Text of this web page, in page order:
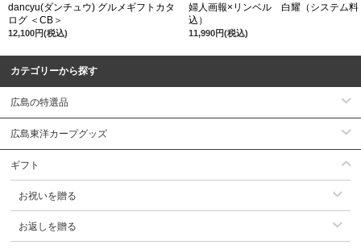
dancyu(ダンチュウ) グルメギフトカタ
ログ ＜CB＞
12,100円(税込)
婦人画報×リンベル 白耀（システム料
込）
11,990円(税込)
カテゴリーから探す
広島の特選品
広島東洋カープグッズ
ギフト
お祝いを贈る
お返しを贈る